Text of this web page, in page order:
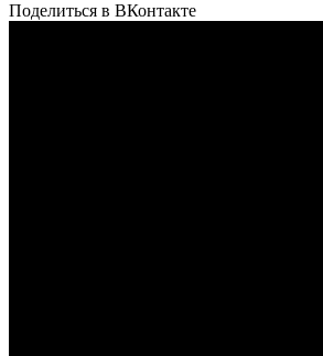
Поделиться в ВКонтакте